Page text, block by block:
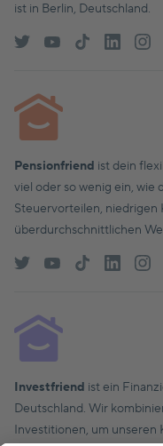
ist in Berlin, Deutschland.
Pensionfriend ist dein
viel oder so wenig ein, wie
Steuervorteilen, niedrigen
überdurchschnittlichen
Investfriend ist ein
Deutschland. Wir
Investitionen, um